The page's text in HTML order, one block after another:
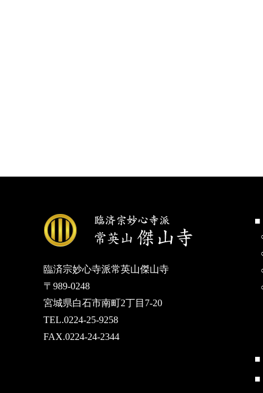
臨済宗妙心寺派常英山傑山寺
〒989-0248
宮城県白石市南町2丁目7-20
TEL.0224-25-9258
FAX.0224-24-2344